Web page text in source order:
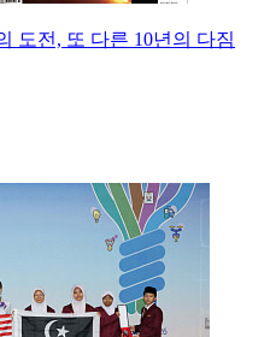
도전, 또 다른 10년의 다짐